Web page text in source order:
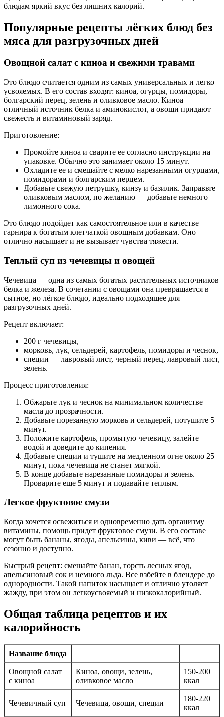
блюдам яркий вкус без лишних калорий.
Популярные рецепты лёгких блюд без
мяса для разгрузочных дней
Овощной салат с киноа и свежими травами
Это блюдо считается одним из самых универсальных и легко
усвояемых. В его состав входят: киноа, огурцы, помидоры,
болгарский перец, зелень и оливковое масло. Киноа —
отличный источник белка и аминокислот, а овощи придают
свежесть и витаминовый заряд.
Приготовление:
Промойте киноа и сварите ее согласно инструкции на
упаковке. Обычно это занимает около 15 минут.
Охладите ее и смешайте с мелко нарезанными огурцами,
помидорами и болгарским перцем.
Добавьте свежую петрушку, кинзу и базилик. Заправьте
оливковым маслом, по желанию — добавьте немного
лимонного сока.
Это блюдо подойдет как самостоятельное или в качестве
гарнира к богатым клетчаткой овощным добавкам. Оно
отлично насыщает и не вызывает чувства тяжести.
Теплый суп из чечевицы и овощей
Чечевица — одна из самых богатых растительных источников
белка и железа. В сочетании с овощами она превращается в
сытное, но лёгкое блюдо, идеально подходящее для
разгрузочных дней.
Рецепт включает:
200 г чечевицы,
морковь, лук, сельдерей, картофель, помидоры и чеснок,
специи — лавровый лист, черный перец, лавровый лист,
зелень.
Процесс приготовления:
Обжарьте лук и чеснок на минимальном количестве
масла до прозрачности.
Добавьте порезанную морковь и сельдерей, потушите 5
минут.
Положите картофель, промытую чечевицу, залейте
водой и доведите до кипения.
Добавьте специи и тушите на медленном огне около 25
минут, пока чечевица не станет мягкой.
В конце добавьте нарезанные помидоры и зелень.
Проварите еще 5 минут и подавайте теплым.
Легкое фруктовое смузи
Когда хочется освежиться и одновременно дать организму
витамины, помощь придет фруктовое смузи. В его составе
могут быть бананы, ягоды, апельсины, киви — всё, что
сезонно и доступно.
Быстрый рецепт: смешайте банан, горсть лесных ягод,
апельсиновый сок и немного льда. Все взбейте в блендере до
однородности. Такой напиток насыщает и отлично утоляет
жажду, при этом он легкоусвояемый и низкокалорийный.
Общая таблица рецептов и их
калорийность
Название блюда
Овощной салат
с киноа
Киноа, овощи, зелень,
оливковое масло
150-200
ккал
Чечевичный суп Чечевица, овощи, специи
180-220
ккал